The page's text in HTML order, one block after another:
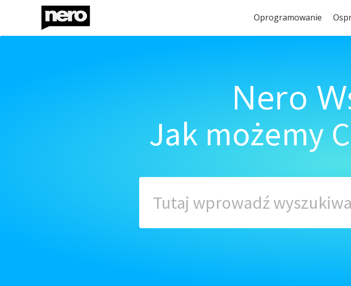
Oprogramowanie
Nero
Jak możemy